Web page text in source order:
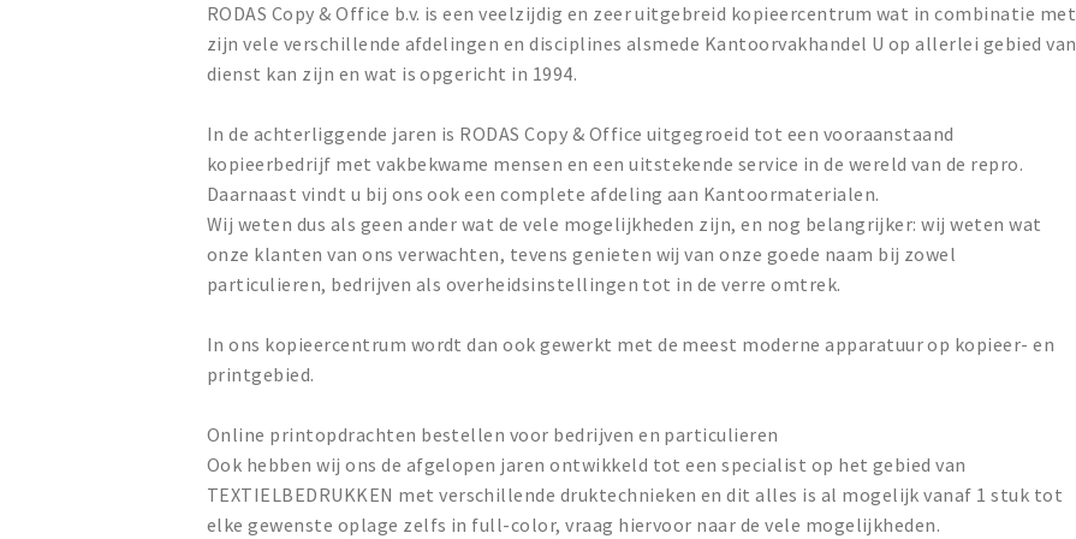
RODAS Copy & Office b.v. is een veelzijdig en zeer uitgebreid kopieercentrum wat in combinatie met
zijn vele verschillende afdelingen en disciplines alsmede Kantoorvakhandel U op allerlei gebied van
dienst kan zijn en wat is opgericht in 1994.
In de achterliggende jaren is RODAS Copy & Office uitgegroeid tot een vooraanstaand
kopieerbedrijf met vakbekwame mensen en een uitstekende service in de wereld van de repro.
Daarnaast vindt u bij ons ook een complete afdeling aan Kantoormaterialen.
Wij weten dus als geen ander wat de vele mogelijkheden zijn, en nog belangrijker: wij weten wat
onze klanten van ons verwachten, tevens genieten wij van onze goede naam bij zowel
particulieren, bedrijven als overheidsinstellingen tot in de verre omtrek.
In ons kopieercentrum wordt dan ook gewerkt met de meest moderne apparatuur op kopieer- en
printgebied.
Online printopdrachten bestellen voor bedrijven en particulieren
Ook hebben wij ons de afgelopen jaren ontwikkeld tot een specialist op het gebied van
TEXTIELBEDRUKKEN met verschillende druktechnieken en dit alles is al mogelijk vanaf 1 stuk tot
elke gewenste oplage zelfs in full-color, vraag hiervoor naar de vele mogelijkheden.